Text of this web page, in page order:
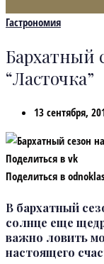
Гастрономия
Бархатный
“Ласточка”
13 сентября,
Поделиться в vk
Поделиться в
В бархатный
солнце еще
важно ловить
настоящего